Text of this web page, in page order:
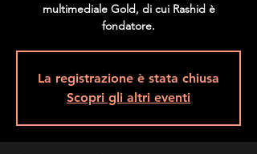
multimediale Gold, di cui Rashid è
fondatore.
La registrazione è stata chiusa
Scopri gli altri eventi